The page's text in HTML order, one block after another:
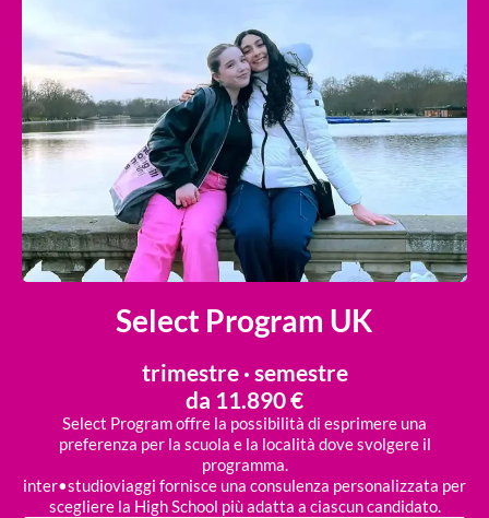
Select Program UK
trimestre · semestre
da 11.890 €
Select Program offre la possibilità di esprimere una
preferenza per la scuola e la località dove svolgere il
programma.
inter•studioviaggi fornisce una consulenza personalizzata per
scegliere la High School più adatta a ciascun candidato.